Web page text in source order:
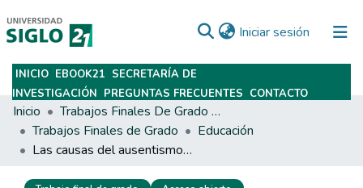
Iniciar sesión (current)
Subir
INICIO EBOOK21 SECRETARÍA DE
INVESTIGACIÓN PREGUNTAS FRECUENTES CONTACTO
Inicio
Trabajos Finales De Grado Y Posgrado
Trabajos Finales de Grado
Educación
Las causas del ausentismo escolar en el nivel inicial.